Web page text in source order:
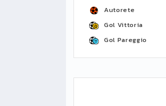
Autorete
Gol Vittoria
Gol Pareggio